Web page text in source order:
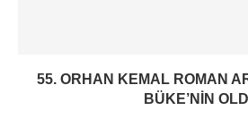
55. ORHAN KEMAL ROMAN
BÜKE’NIN